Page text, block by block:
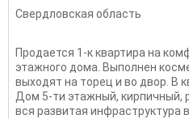
Свердловская область
Продается 1-к квартира на
этажного дома. Выполнен
выходят на торец и во двор. В
Дом 5-ти этажный, кирпичный,
вся развитая инфраструктура